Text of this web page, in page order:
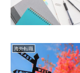
海外転職